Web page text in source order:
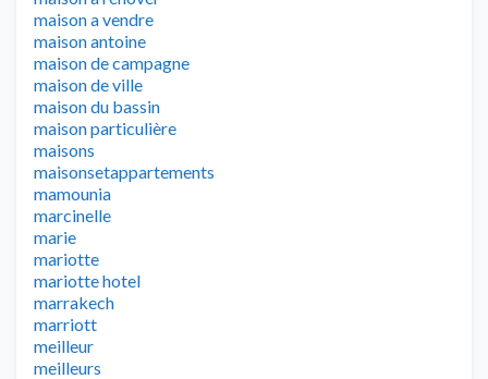
maison a vendre
maison antoine
maison de campagne
maison de ville
maison du bassin
maison particulière
maisons
maisonsetappartements
mamounia
marcinelle
marie
mariotte
mariotte hotel
marrakech
marriott
meilleur
meilleurs